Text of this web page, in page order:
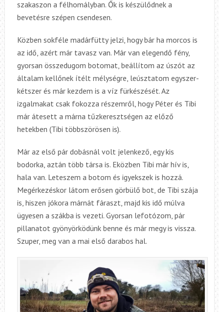
szakaszon a félhomályban. Ők is készülődnek a
bevetésre szépen csendesen.
Közben sokféle madárfütty jelzi, hogy bár ha morcos is
az idő, azért már tavasz van. Már van elegendő fény,
gyorsan összedugom botomat, beállítom az úszót az
általam kellőnek ítélt mélységre, leúsztatom egyszer-
kétszer és már kezdem is a víz fürkészését. Az
izgalmakat csak fokozza részemről, hogy Péter és Tibi
már átesett a márna tűzkeresztségen az előző
hetekben (Tibi többszörösen is).
Már az első pár dobásnál volt jelenkező, egy kis
bodorka, aztán több társa is. Eközben Tibi már hív is,
hala van. Leteszem a botom és igyekszek is hozzá.
Megérkezéskor látom erősen görbülő bot, de Tibi szája
is, hiszen jókora márnát fáraszt, majd kis idő múlva
ügyesen a szákba is vezeti. Gyorsan lefotózom, pár
pillanatot gyönyörködünk benne és már megy is vissza.
Szuper, meg van a mai első darabos hal.